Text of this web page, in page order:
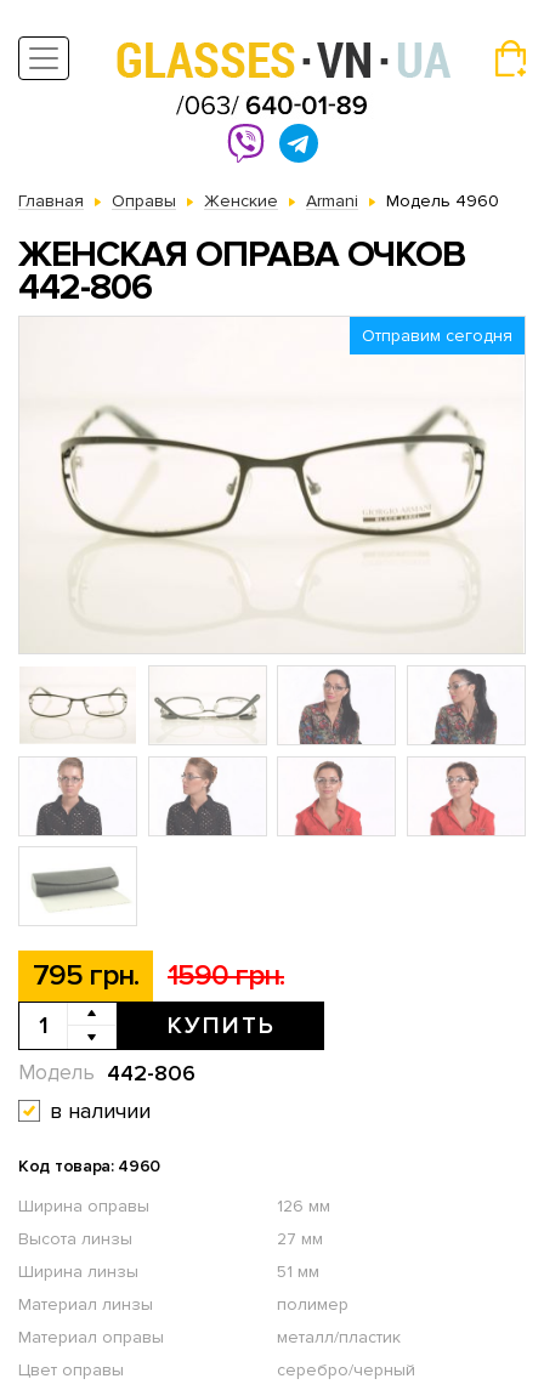
Главная Оправы Женские Armani Модель 4960
ЖЕНСКАЯ ОПРАВА ОЧКОВ
442-806
Отправим сегодня
795 грн. 1590 грн.
КУПИТЬ
442-806
Модель
в наличии
Код товара: 4960
Ширина оправы
126 мм
Высота линзы
27 мм
Ширина линзы
51 мм
Материал линзы
полимер
Материал оправы
металл/пластик
Цвет оправы
серебро/черный